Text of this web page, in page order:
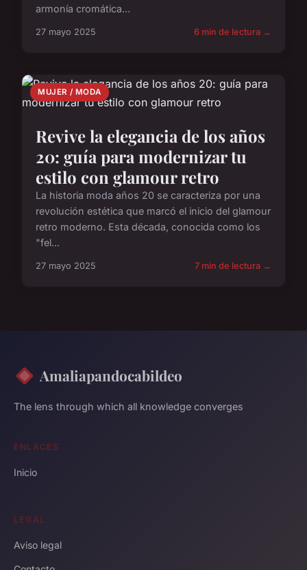
armonía cromática...
27 mayo 2025 6 min de lectura →
MUJER / MODA
Revive la elegancia de los años
20: guía para modernizar tu
estilo con glamour retro
La historia moda años 20 se caracteriza por una
revolución estética que marcó el inicio del glamour
retro moderno. Esta década, conocida como los
"fel...
27 mayo 2025 7 min de lectura →
Amaliapandocabildeo
The lens through which all knowledge converges
ENLACES
Inicio
LEGAL
Aviso legal